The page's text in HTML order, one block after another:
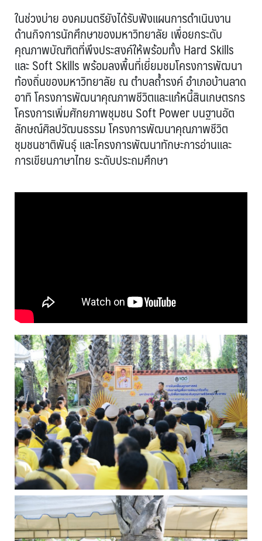
ในช่วงบ่าย องคมนตรียังได้รับฟังแผนการดำเนินงาน
ด้านกิจการนักศึกษาของมหาวิทยาลัย เพื่อยกระดับ
คุณภาพบัณฑิตที่พึงประสงค์ให้พร้อมทั้ง Hard Skills
และ Soft Skills พร้อมลงพื้นที่เยี่ยมชมโครงการพัฒนา
ท้องถิ่นของมหาวิทยาลัย ณ ตำบลถ้ำรงค์ อำเภอบ้านลาด
อาทิ โครงการพัฒนาคุณภาพชีวิตและแก้หนี้สินเกษตรกร
โครงการเพิ่มศักยภาพชุมชน Soft Power บนฐานอัต
ลักษณ์ศิลปวัฒนธรรม โครงการพัฒนาคุณภาพชีวิต
ชุมชนชาติพันธุ์ และโครงการพัฒนาทักษะการอ่านและ
การเขียนภาษาไทย ระดับประถมศึกษา